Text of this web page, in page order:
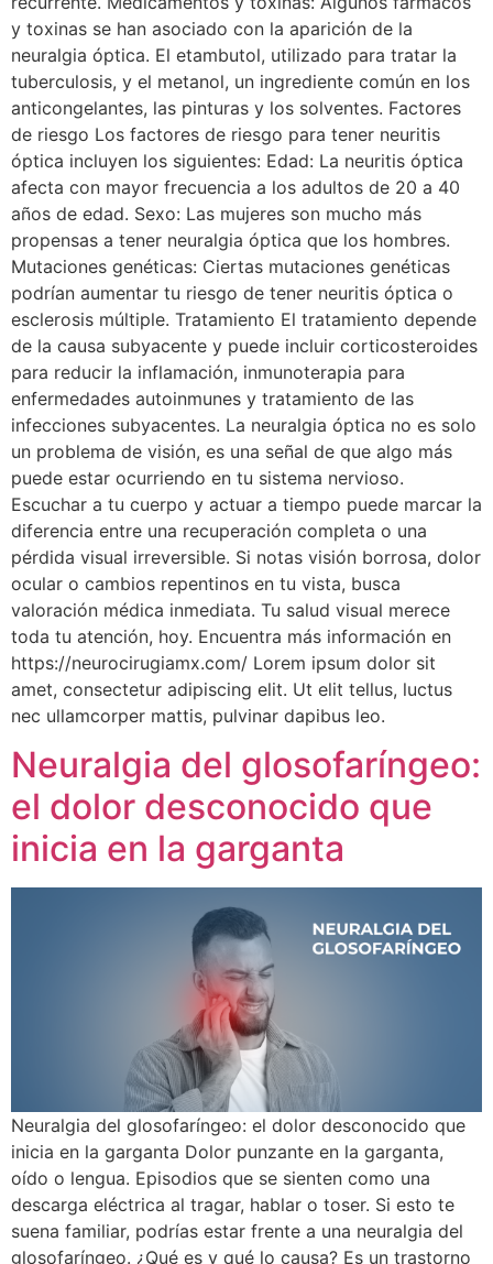
y toxinas se han asociado con la aparición de la
neuralgia óptica. El etambutol, utilizado para tratar la
tuberculosis, y el metanol, un ingrediente común en los
anticongelantes, las pinturas y los solventes. Factores
de riesgo Los factores de riesgo para tener neuritis
óptica incluyen los siguientes: Edad: La neuritis óptica
afecta con mayor frecuencia a los adultos de 20 a 40
años de edad. Sexo: Las mujeres son mucho más
propensas a tener neuralgia óptica que los hombres.
Mutaciones genéticas: Ciertas mutaciones genéticas
podrían aumentar tu riesgo de tener neuritis óptica o
esclerosis múltiple. Tratamiento El tratamiento depende
de la causa subyacente y puede incluir corticosteroides
para reducir la inflamación, inmunoterapia para
enfermedades autoinmunes y tratamiento de las
infecciones subyacentes. La neuralgia óptica no es solo
un problema de visión, es una señal de que algo más
puede estar ocurriendo en tu sistema nervioso.
Escuchar a tu cuerpo y actuar a tiempo puede marcar la
diferencia entre una recuperación completa o una
pérdida visual irreversible. Si notas visión borrosa, dolor
ocular o cambios repentinos en tu vista, busca
valoración médica inmediata. Tu salud visual merece
toda tu atención, hoy. Encuentra más información en
https://neurocirugiamx.com/ Lorem ipsum dolor sit
amet, consectetur adipiscing elit. Ut elit tellus, luctus
nec ullamcorper mattis, pulvinar dapibus leo.
Neuralgia del glosofaríngeo:
el dolor desconocido que
inicia en la garganta
Neuralgia del glosofaríngeo: el dolor desconocido que
inicia en la garganta Dolor punzante en la garganta,
oído o lengua. Episodios que se sienten como una
descarga eléctrica al tragar, hablar o toser. Si esto te
suena familiar, podrías estar frente a una neuralgia del
glosofaríngeo. ¿Qué es y qué lo causa? Es un trastorno